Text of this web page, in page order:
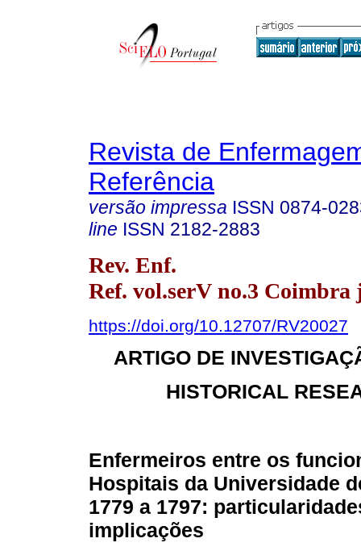
Revista de
Referência
versão impressa ISSN 0874-
line ISSN 2182-2883
Rev. Enf.
Ref. vol.serV no.3 Coimbra
https://doi.org/10.12707/RV20027
ARTIGO DE
HISTORICAL
Enfermeiros entre os
Hospitais da Universidade
1779 a 1797:
implicações